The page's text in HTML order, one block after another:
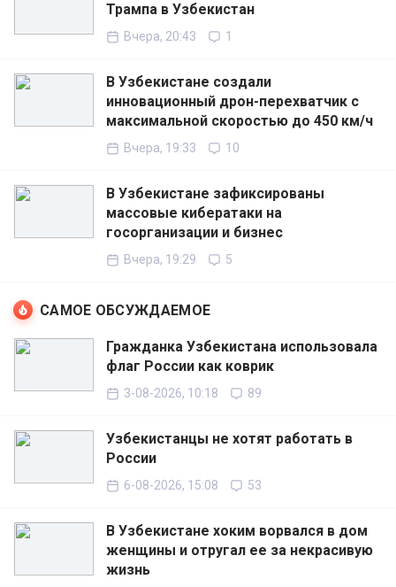
Трампа в Узбекистан
Вчера, 20:43 1
В Узбекистане создали
инновационный дрон-перехватчик с
максимальной скоростью до 450 км/ч
Вчера, 19:33 10
В Узбекистане зафиксированы
массовые кибератаки на
госорганизации и бизнес
Вчера, 19:29 5
САМОЕ ОБСУЖДАЕМОЕ
Гражданка Узбекистана использовала
флаг России как коврик
3-08-2026, 10:18 89
Узбекистанцы не хотят работать в
России
6-08-2026, 15:08 53
В Узбекистане хоким ворвался в дом
женщины и отругал ее за некрасивую
жизнь